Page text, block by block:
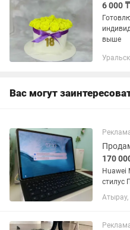
6 000 ₸
выше
Вас могут
170
Huawei
стилус
Экран и
Атырау,